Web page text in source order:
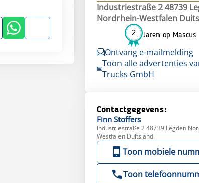
Industriestraße 2 48739
Nordrhein-Westfalen
2 Jaren op Mascus
Ontvang e-mailmelding
Toon alle advertenties
Trucks GmbH
Contactgegevens:
Finn Stoffers
Industriestraße 2 48739 Legden
Westfalen Duitsland
Toon mobiele
Toon